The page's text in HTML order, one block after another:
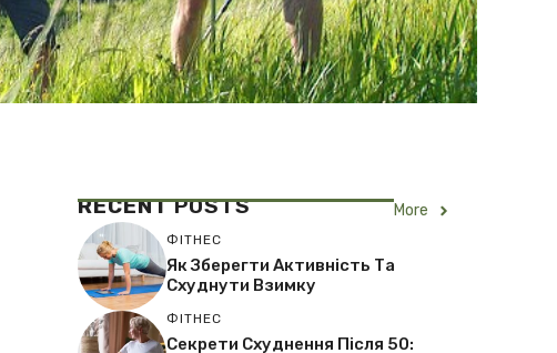
RECENTPOSTS More
ФІТНЕС
Як Зберегти Активність Та
Схуднути Взимку
ФІТНЕС
Секрети Схуднення Після 50: